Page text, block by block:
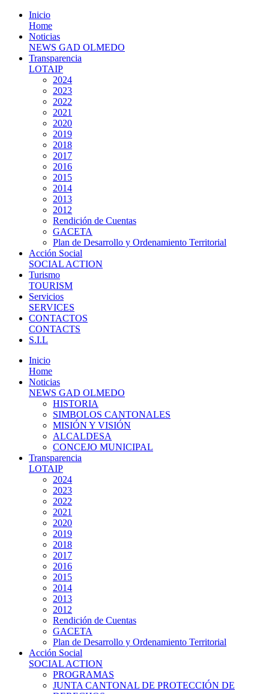
Inicio
Home
Noticias
NEWS GAD OLMEDO
Transparencia
LOTAIP
2024
2023
2022
2021
2020
2019
2018
2017
2016
2015
2014
2013
2012
Rendición de Cuentas
GACETA
Plan de Desarrollo y Ordenamiento Territorial
Acción Social
SOCIAL ACTION
Turismo
TOURISM
Servicios
SERVICES
CONTACTOS
CONTACTS
S.I.L
Inicio
Home
Noticias
NEWS GAD OLMEDO
HISTORIA
SIMBOLOS CANTONALES
MISIÓN Y VISIÓN
ALCALDESA
CONCEJO MUNICIPAL
Transparencia
LOTAIP
2024
2023
2022
2021
2020
2019
2018
2017
2016
2015
2014
2013
2012
Rendición de Cuentas
GACETA
Plan de Desarrollo y Ordenamiento Territorial
Acción Social
SOCIAL ACTION
PROGRAMAS
JUNTA CANTONAL DE PROTECCIÓN DE